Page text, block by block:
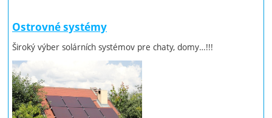
Ostrovné systémy
Široký výber solárních systémov pre chaty, domy…!!!